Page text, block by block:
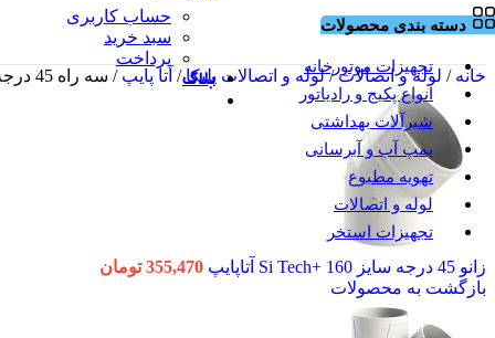
دسته بندی محصولات
تجهیزات موتورخانه
انواع پکیج و رادیاتور
شیرآلات بهداشتی
پمپ آب و آبرسانی
تهویه مطبوع
لوله و اتصالات
تجهیزات استخر
حساب کاربری
سبد خرید
پرداخت
بلاگ
خانه/ لوله و اتصالات/ لوله و اتصالات پلیکا/ آتا پایپ/ سه راه 45 درجه سایز 40 +Si Tech آتاپایپ
زانو 45 درجه سایز 160 +Si Tech آتاپایپ 355,470 تومان
بازگشت به محصولات